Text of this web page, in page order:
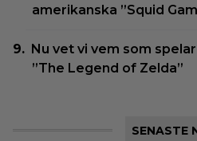
amerikanska ”Squid
Nu vet vi vem som
”The Legend of Zelda”
SENASTE